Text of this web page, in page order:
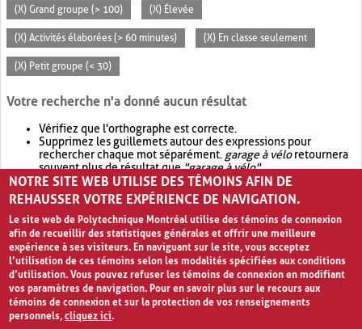
(X) Grand groupe (> 100) (X) Élevée
(X) Activités élaborées (> 60 minutes) (X) En classe seulement
(X) Petit groupe (< 30)
Votre recherche n'a donné aucun résultat
Vérifiez que l'orthographe est correcte.
Supprimez les guillemets autour des expressions pour
rechercher chaque mot séparément. garage à véloretournera
souvent plus de résultat que"garage à vélo".
Envisagez d'élargir votre recherche avec OR.garage OR vélo
retournera souvent plus de résultat quegarage à vélo
NOTRE SITE WEB UTILISE DES TÉMOINS AFIN DE
REHAUSSER VOTRE EXPÉRIENCE DE NAVIGATION.
Le site web de Polytechnique Montréal utilise des témoins de connexion
afin de recueillir des statistiques générales et offrir une meilleure
expérience à ses visiteurs. En naviguant sur le site, vous acceptez
l’utilisation de ces témoins selon les modalités spécifiées aux conditions
d’utilisation. Vous pouvez refuser les témoins de connexion en modifiant
vos paramètres de navigation. Pour en savoir plus sur le recours aux
témoins de connexion et sur la protection de vos renseignements
personnels,cliquez ici.